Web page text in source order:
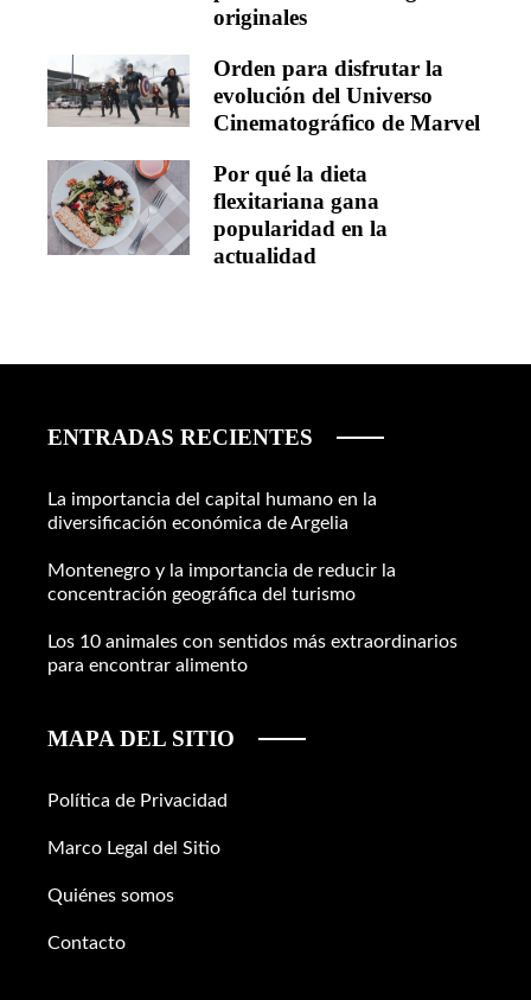
originales
Orden para disfrutar la
evolución del Universo
Cinematográfico de Marvel
Por qué la dieta
flexitariana gana
popularidad en la
actualidad
ENTRADAS RECIENTES
La importancia del capital humano en la
diversificación económica de Argelia
Montenegro y la importancia de reducir la
concentración geográfica del turismo
Los 10 animales con sentidos más extraordinarios
para encontrar alimento
MAPA DEL SITIO
Política de Privacidad
Marco Legal del Sitio
Quiénes somos
Contacto